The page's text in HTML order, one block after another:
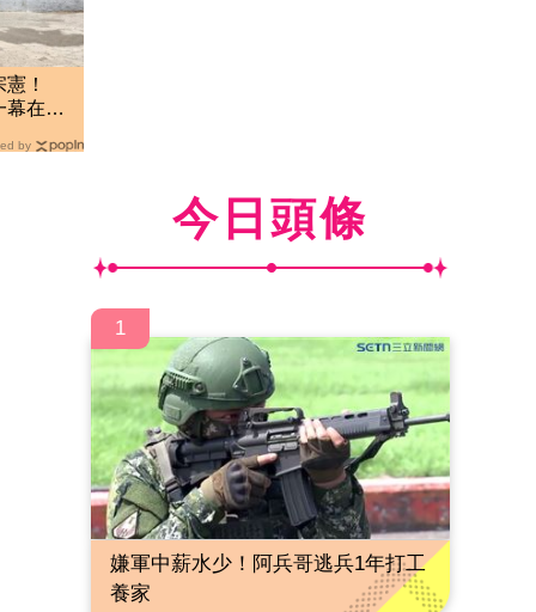
！
幕在這
by
今日頭條
1
嫌軍中薪水少！阿兵哥逃兵1年打工
養家